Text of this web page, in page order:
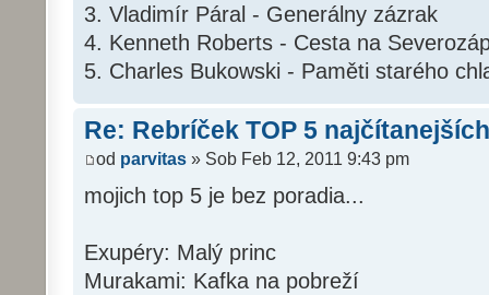
3. Vladimír Páral - Generálny zázrak
4. Kenneth Roberts - Cesta na
5. Charles Bukowski - Paměti starého
Re: Rebríček TOP 5
od parvitas » Sob Feb 12, 2011 9:43 pm
mojich top 5 je bez poradia...
Exupéry: Malý princ
Murakami: Kafka na pobreží